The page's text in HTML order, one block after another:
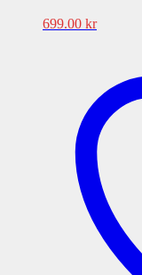
699.00 kr